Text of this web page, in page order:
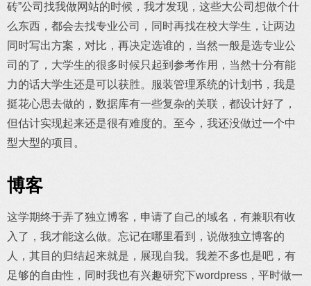
砖”公司找我做网站的时候，我才发现，这些大公司想做个什
么东西，都会去找专业公司，同时再找在校大学生，让两边
同时写出方案，对比，再决定选谁的，当然一般是选专业公
司的了，大学生的很多时候只起到参考作用，当然十分有能
力的话大学生还是可以获胜。服装管理系统的计划书，我是
挺花心思去做的，数据库有一些复杂的关联，都设计好了，
但估计实现起来还是很有难度的。至今，我还没做过一个中
型大型的项目。
博客
这学期终于弄了独立博客，申请了自己的域名，有兼职有收
入了，我才能这么做。忘记在哪里看到，说做独立博客的
人，其目的归结起来就是，展现自我。我差不多也是吧，有
足够的自由性，同时我也有兴趣研究下wordpress，平时做一